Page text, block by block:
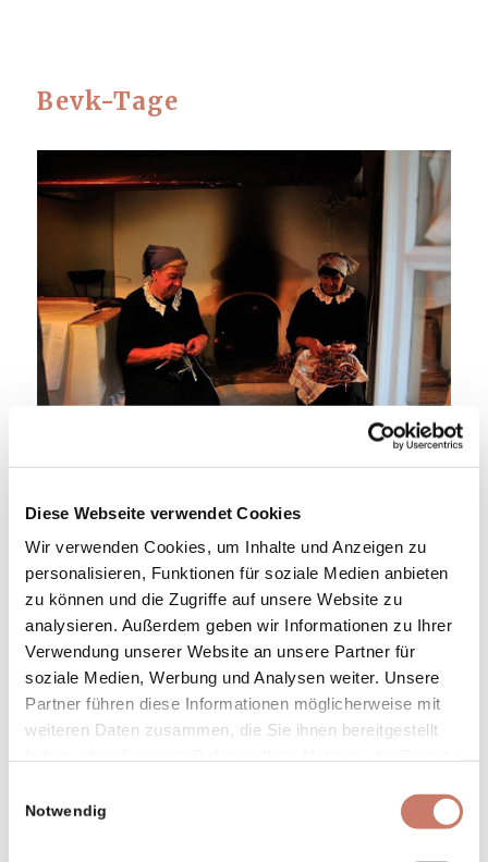
Diese Webseite verwendet Cookies
Wir verwenden Cookies, um Inhalte und Anzeigen zu
personalisieren, Funktionen für soziale Medien anbieten
zu können und die Zugriffe auf unsere Website zu
analysieren. Außerdem geben wir Informationen zu Ihrer
Verwendung unserer Website an unsere Partner für
soziale Medien, Werbung und Analysen weiter. Unsere
Partner führen diese Informationen möglicherweise mit
weiteren Daten zusammen, die Sie ihnen bereitgestellt
Notwendig
Bevk-Tage
Der Schriftsteller France Bevk wurde am
seinem 80. Geburtstag. An diesem
Jahrestag organisieren wir jede dritte
Woche im September eine Reihe von
Veranstaltungen unter dem Namen Bevk-
Tage. Die Anfänge reichen in das Jahr 2006
zurück und die Veranstaltungen sind in all
diesen Jahren größer geworden, haben sich
auch weiterentwickelt und lokale Rahmen
überschritten. Heutzutage arbeiten
unterschiedliche Institutionen und Anbieter
zusammen, welche im nördlichen Teil der